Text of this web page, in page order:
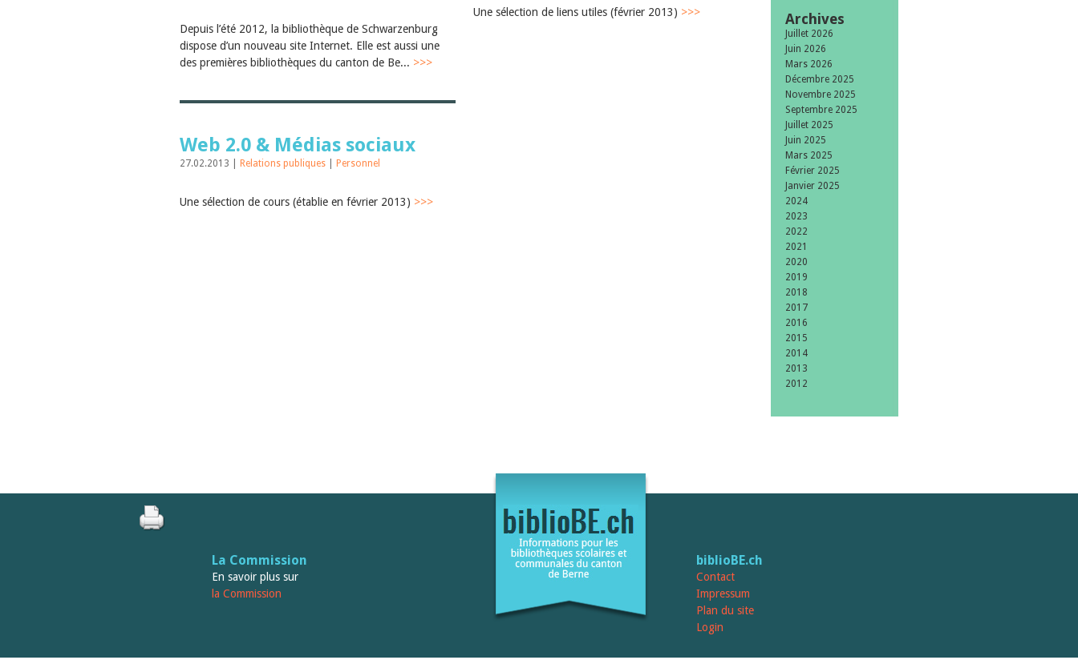
Depuis l’été 2012, la bibliothèque de Schwarzenburg
dispose d’un nouveau site Internet. Elle est aussi une
des premières bibliothèques du canton de Be... >>>
Une sélection de liens utiles (février 2013) >>>
Web 2.0 & Médias sociaux
27.02.2013 | Relations publiques Personnel
Une sélection de cours (établie en février 2013) >>>
Archives
Juillet 2026
Juin 2026
Mars 2026
Décembre 2025
Novembre 2025
Septembre 2025
Juillet 2025
Juin 2025
Mars 2025
Février 2025
Janvier 2025
2024
2023
2022
2021
2020
2019
2018
2017
2016
2015
2014
2013
2012
La Commission
En savoir plus sur
la Commission
biblioBE.ch
Contact
Impressum
Plan du site
Login